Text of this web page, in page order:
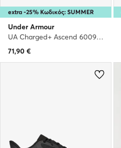
extra -25% Κωδικός: SUMMER
Under Armour
UA Charged+ Ascend 6009827 001 · Παπούτσια για Τρέξιμο
71,90 €